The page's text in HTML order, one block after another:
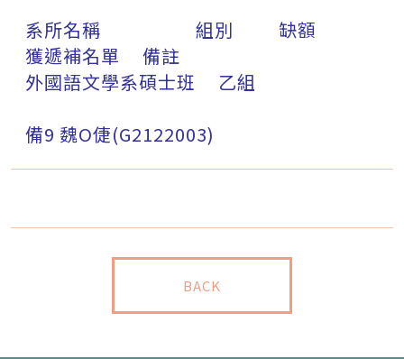
系所名稱 組別 缺額
獲遞補名單 備註
外國語文學系碩士班 乙組
備9 魏O倢(G2122003)
BACK